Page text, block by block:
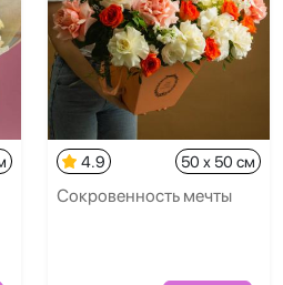
4.9 50 x 50 см
Сокровенность мечты